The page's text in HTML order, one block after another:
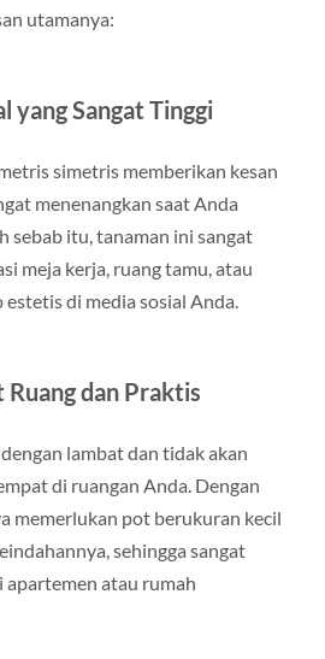
utamanya:
yang Sangat Tinggi
simetris memberikan kesan
menenangkan saat Anda
sebab itu, tanaman ini sangat
meja kerja, ruang tamu, atau
di media sosial Anda.
Ruang dan Praktis
lambat dan tidak akan
di ruangan Anda. Dengan
memerlukan pot berukuran kecil
sehingga sangat
atau rumah